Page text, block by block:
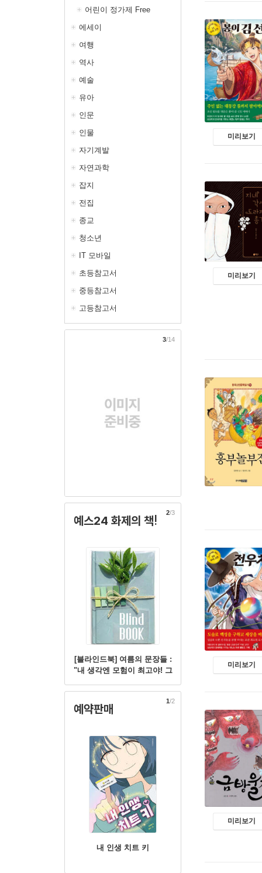
어린이 정가제 Free
에세이
여행
역사
예술
유아
인문
인물
자기계발
자연과학
잡지
전집
종교
청소년
IT 모바일
초등참고서
중등참고서
고등참고서
3/14
예스24 화제의 책!
[블라인드북] 여름의 문장들 :
러니까 이번 여름방학엔 모험
예약판매
미리보기
미리보기
미리보기
미리보기